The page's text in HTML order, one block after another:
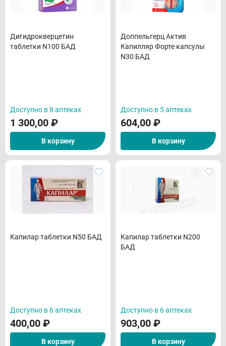
Дигидрокверцетин
таблетки N100 БАД
Доступно в 8 аптеках
1 300,00 ₽
В корзину
Доппельгерц Актив
Капилляр Форте капсулы
N30 БАД
Доступно в 5 аптеках
604,00 ₽
В корзину
Капилар таблетки N50 БАД
Доступно в 6 аптеках
400,00 ₽
В корзину
Капилар таблетки N200
БАД
Доступно в 6 аптеках
903,00 ₽
В корзину